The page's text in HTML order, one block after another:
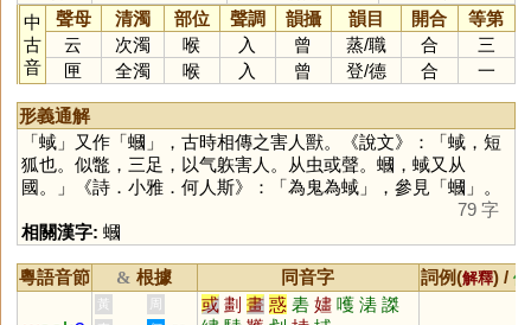
中
古
音
聲母 清濁 部位 聲調 韻攝 韻目 開合
等第
云
次濁 喉 入 曾 蒸/職 合
三
匣
全濁 喉 入 曾 登/德 合 一
形義通解
「蜮」又作「蟈 」，古時相傳之害人獸。《說文》：「蜮，短
狐也。似鼈，三足，以气䠶害人。从虫或聲。蟈，蜮又从
國。」《詩．小雅．何人斯》：「為鬼為蜮」，參見「蟈 」。
79 字
相關漢字: 蟈
粵語音節 & 根據 同音字 詞例(解釋) /
黃 周 或 劃 畫 惑 砉 嫿 嚄 湱 謋